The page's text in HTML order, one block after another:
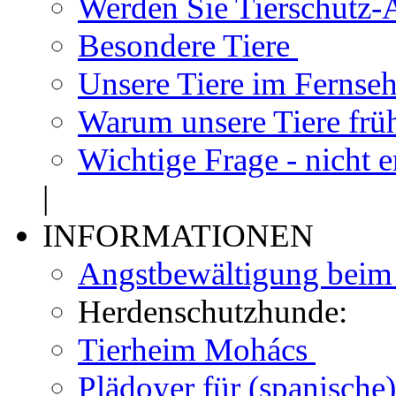
Werden Sie
Besondere Tiere
Unsere Tiere im
Warum unsere Tiere
Wichtige Frage - nicht
|
INFORMATIONEN
Angstbewältigung
Herdenschutzhunde:
Tierheim Mohács
Plädoyer für